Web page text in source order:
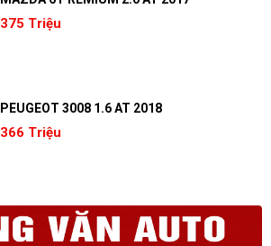
375 Triệu
PEUGEOT 3008 1.6 AT 2018
366 Triệu